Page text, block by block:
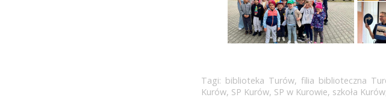
Tagi: biblioteka Turów, filia biblioteczna
Kurów, SP Kurów, SP w Kurowie, szkoła Kurów